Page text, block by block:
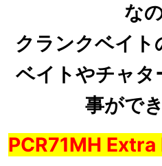
な
クランクベイト
ベイトやチャタ
事がで
PCR71MH